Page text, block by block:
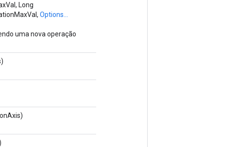
Long
Options...
uma nova operação